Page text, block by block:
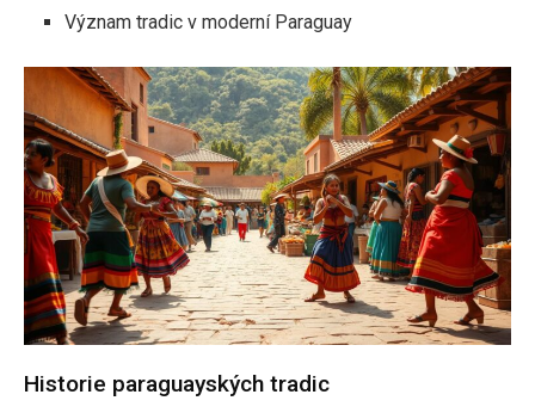
Význam tradic v moderní Paraguay
Historie paraguayských tradic